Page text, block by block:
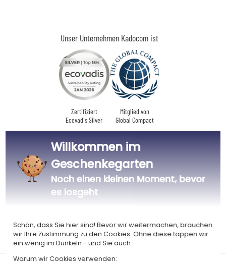
Unser Unternehmen Kadocom ist
Zertifiziert
Ecovadis Silver
Mitglied von
Global Compact
Unsere CSR-Politik |Labels
Dieses Geschenk ist
Personalisiert
in Frankreich
Willkommen im
Geschenkegarten
Noch einen kleinen Moment, bevor
es losgeht
Schön, dass Sie hier sind! Bevor wir weitermachen, brauchen
wir Ihre Zustimmung zu den Cookies. Ohne diese tappen wir
ein wenig im Dunkeln - und Sie auch.
Warum wir Cookies verwenden: